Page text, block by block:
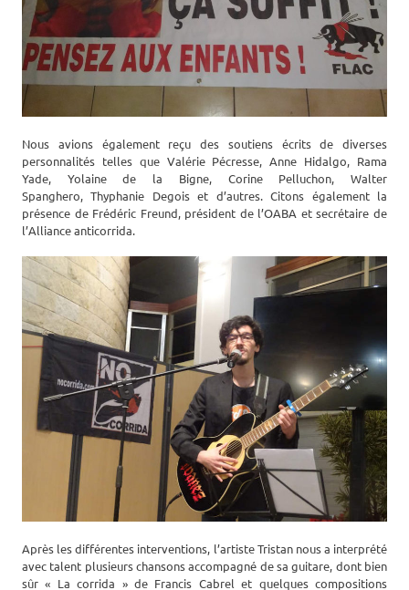
Nous avions également reçu des soutiens écrits de diverses
personnalités telles que Valérie Pécresse, Anne Hidalgo, Rama
Yade, Yolaine de la Bigne, Corine Pelluchon, Walter
Spanghero, Thyphanie Degois et d’autres. Citons également la
présence de Frédéric Freund, président de l’OABA et secrétaire de
l’Alliance anticorrida.
Après les différentes interventions, l’artiste Tristan nous a interprété
avec talent plusieurs chansons accompagné de sa guitare, dont bien
sûr « La corrida » de Francis Cabrel et quelques compositions